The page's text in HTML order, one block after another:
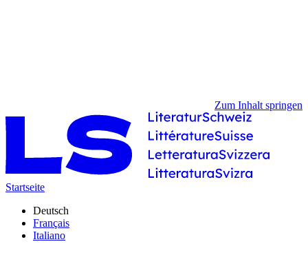
Zum Inhalt springen
Startseite
Deutsch
Français
Italiano